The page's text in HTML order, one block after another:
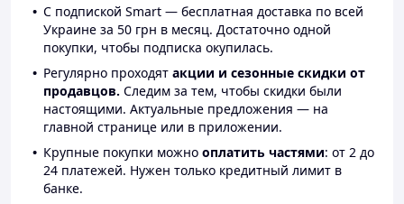
С подпиской Smart — бесплатная доставка по всей
Украине за 50 грн в месяц. Достаточно одной
покупки, чтобы подписка окупилась.
Регулярно проходят акции и сезонные скидки от
продавцов. Следим за тем, чтобы скидки были
настоящими. Актуальные предложения — на
главной странице или в приложении.
Крупные покупки можно оплатить частями: от 2 до
24 платежей. Нужен только кредитный лимит в
банке.